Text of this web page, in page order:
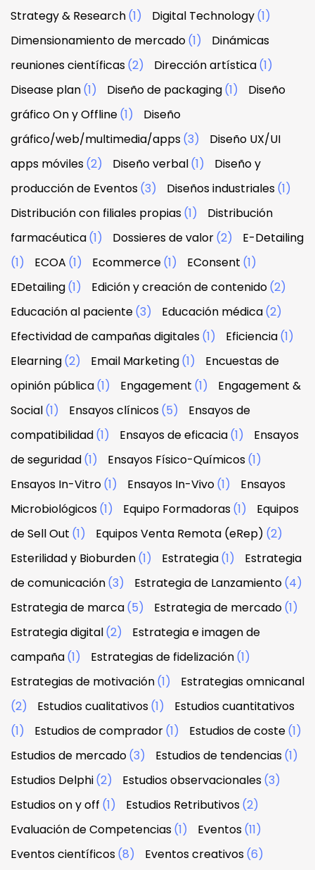
Strategy & Research(1) Digital Technology(1)
Dimensionamiento de mercado(1)
Dinámicas
reuniones científicas(2) Dirección artística(1)
Disease plan(1) Diseño de packaging(1)
Diseño
gráfico On y Offline(1)
Diseño
gráfico/web/multimedia/apps(3)
Diseño UX/UI
apps móviles(2) Diseño verbal(1)
Diseño y
producción de Eventos(3) Diseños industriales(1)
Distribución con filiales propias(1)
Distribución
farmacéutica(1) Dossieres de valor(2)
E-Detailing
(1)
ECOA (1) Ecommerce(1) EConsent (1)
EDetailing(1) Edición y creación de contenido(2)
Educación al paciente(3) Educación médica(2)
Efectividad de campañas digitales(1) Eficiencia(1)
Elearning(2) Email Marketing(1)
Encuestas de
opinión pública(1) Engagement (1)
Engagement &
Social(1) Ensayos clínicos(5)
Ensayos de
compatibilidad(1) Ensayos de eficacia(1)
Ensayos
de seguridad(1) Ensayos Físico-Químicos(1)
Ensayos In-Vitro(1) Ensayos In-Vivo(1)
Ensayos
Microbiológicos(1) Equipo Formadoras(1)
Equipos
de Sell Out (1) Equipos Venta Remota (eRep) (2)
Esterilidad y Bioburden(1) Estrategia(1)
Estrategia
de comunicación(3) Estrategia de Lanzamiento(4)
Estrategia de marca(5) Estrategia de mercado(1)
Estrategia digital(2)
Estrategia e imagen de
campaña(1) Estrategias de fidelización(1)
Estrategias de motivación(1)
Estrategias omnicanal
(2)
Estudios cualitativos(1)
Estudios cuantitativos
(1)
Estudios de comprador(1) Estudios de coste(1)
Estudios de mercado(3) Estudios de tendencias(1)
Estudios Delphi(2) Estudios observacionales(3)
Estudios on y off (1) Estudios Retributivos(2)
Evaluación de Competencias(1) Eventos(11)
Eventos científicos(8) Eventos creativos(6)